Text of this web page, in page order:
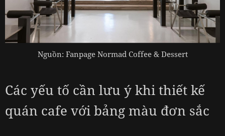
Nguồn: Fanpage Normad Coffee & Dessert
Các yếu tố cần lưu ý khi thiết kế
quán cafe với bảng màu đơn sắc